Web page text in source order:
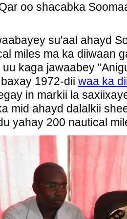
oo shacabka
su'aal ahayd
miles ma ka diiwaan
kaga jawaabey
1972-dii waa ka
in markii la
mid ahayd dalalkii
yahay 200 nautical